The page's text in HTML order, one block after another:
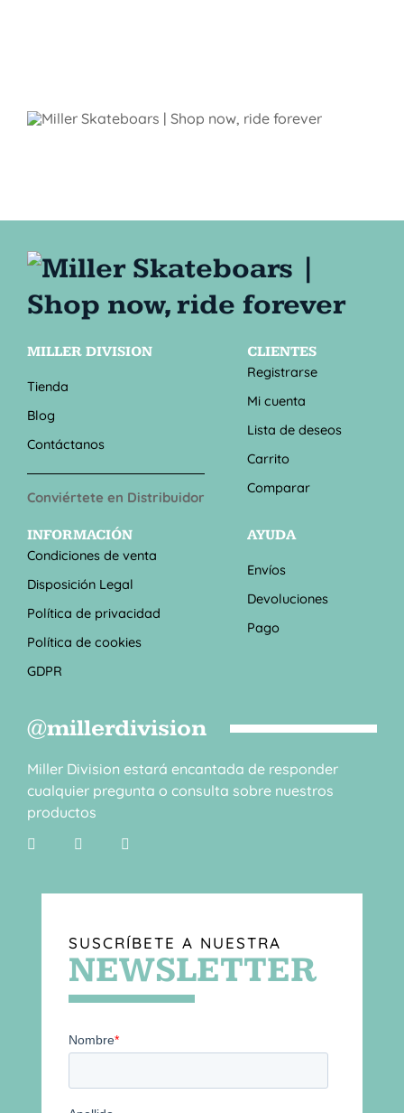
MILLER DIVISION
Tienda
Blog
Contáctanos
Conviértete en Distribuidor
CLIENTES
Registrarse
Mi cuenta
Lista de deseos
Carrito
Comparar
INFORMACIÓN
Condiciones de venta
Disposición Legal
Política de privacidad
Política de cookies
GDPR
AYUDA
Envíos
Devoluciones
Pago
@millerdivision
Miller Division estará encantada de responder
cualquier pregunta o consulta sobre nuestros
productos
SUSCRÍBETE A NUESTRA
NEWSLETTER